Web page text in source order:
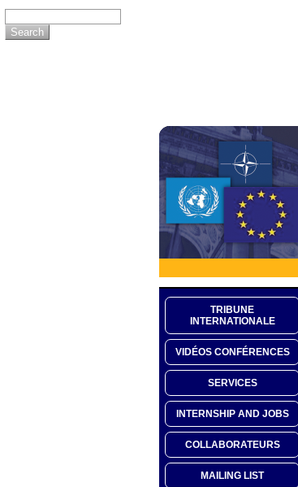
TRIBUNE
INTERNATIONALE
VIDÉOS CONFÉRENCES
SERVICES
INTERNSHIP AND JOBS
COLLABORATEURS
MAILING LIST